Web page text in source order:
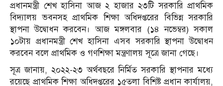
প্রধানমন্ত্রী শেখ হাসিনা আজ ২ হাজার ২৩টি সরকারি প্রাথমিক
বিদ্যালয় ভবনসহ প্রাথমিক শিক্ষা অধিদপ্তরের বিভিন্ন সরকারি
স্থাপনা উদ্বোধন করবেন। আজ মঙ্গলবার (১৪ নভেম্বর) সকাল
১০টায় প্রধানমন্ত্রী শেখ হাসিনা এসব সরকারি স্থাপনা উদ্বোধন
করবেন বলে প্রাথমিক ও গণশিক্ষা মন্ত্রণালয় সূত্রে জানা গেছে।
সূত্র জানায়, ২০২২-২৩ অর্থবছরে নির্মিত সরকারি স্থাপনার মধ্যে
রয়েছে প্রাথমিক শিক্ষা অধিদপ্তরের ১৫তলা বিশিষ্ট প্রধান কার্যালয়,